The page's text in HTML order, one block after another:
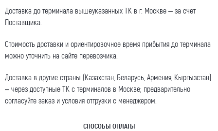
Доставка до терминала вышеуказанных ТК в г. Москве – за счет
Поставщика.
Стоимость доставки и ориентировочное время прибытия до терминала
можно уточнить на сайте перевозчика.
Доставка в другие страны (Казахстан, Беларусь, Армения, Кыргызстан)
– через доступные ТК с терминалов в Москве; предварительно
согласуйте заказ и условия отгрузки с менеджером.
СПОСОБЫ ОПЛАТЫ